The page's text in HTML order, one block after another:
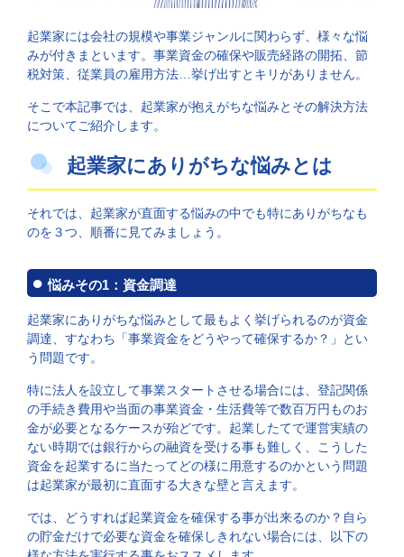
起業家には会社の規模や事業ジャンルに関わらず、様々な悩
みが付きまといます。事業資金の確保や販売経路の開拓、節
税対策、従業員の雇用方法…挙げ出すとキリがありません。
そこで本記事では、起業家が抱えがちな悩みとその解決方法
についてご紹介します。
起業家にありがちな悩みとは
それでは、起業家が直面する悩みの中でも特にありがちなも
のを３つ、順番に見てみましょう。
悩みその1：資金調達
起業家にありがちな悩みとして最もよく挙げられるのが資金
調達、すなわち「事業資金をどうやって確保するか？」とい
う問題です。
特に法人を設立して事業スタートさせる場合には、登記関係
の手続き費用や当面の事業資金・生活費等で数百万円ものお
金が必要となるケースが殆どです。起業したてで運営実績の
ない時期では銀行からの融資を受ける事も難しく、こうした
資金を起業するに当たってどの様に用意するのかという問題
は起業家が最初に直面する大きな壁と言えます。
では、どうすれば起業資金を確保する事が出来るのか？自ら
の貯金だけで必要な資金を確保しきれない場合には、以下の